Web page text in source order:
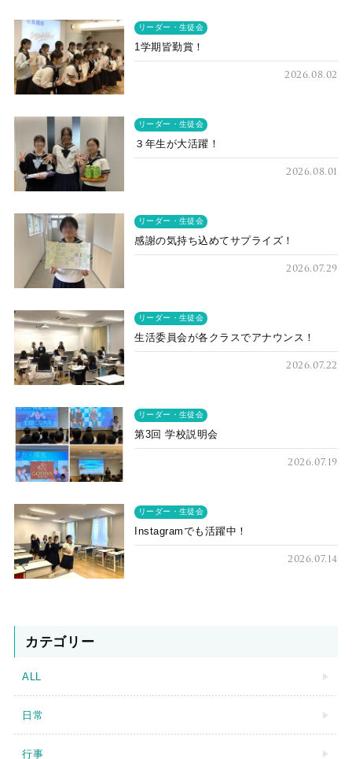
リーダー・生徒会
1学期皆勤賞！
2026.08.02
リーダー・生徒会
３年生が大活躍！
2026.08.01
リーダー・生徒会
感謝の気持ち込めてサプライズ！
2026.07.29
リーダー・生徒会
生活委員会が各クラスでアナウンス！
2026.07.22
リーダー・生徒会
第3回 学校説明会
2026.07.19
リーダー・生徒会
Instagramでも活躍中！
2026.07.14
カテゴリー
ALL
日常
行事